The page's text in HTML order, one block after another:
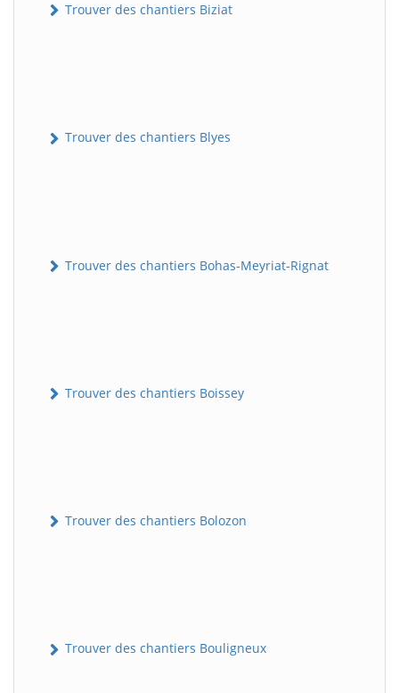
Trouver des chantiers Biziat
Trouver des chantiers Blyes
Trouver des chantiers Bohas-Meyriat-Rignat
Trouver des chantiers Boissey
Trouver des chantiers Bolozon
Trouver des chantiers Bouligneux